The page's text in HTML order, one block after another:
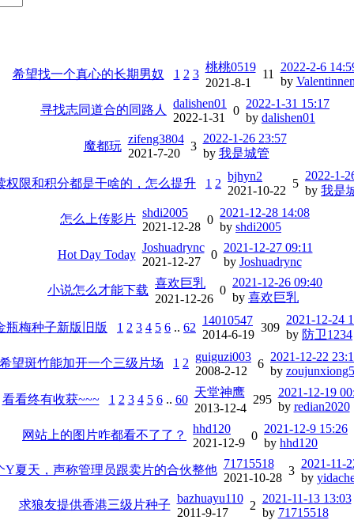
希望找一个真心的长期男奴 1 2 3
桃桃0519
2021-8-1
11
2022-2-6
by Valentinnen
寻找志同道合的同路人
dalishen01
2022-1-31
0
2022-1-31 15:17
by dalishen01
魔都玩
zifeng3804
2021-7-20
3
2022-1-26 23:57
by 我是城管
权限和积分都是干啥的，怎么提升 1 2
bjhyn2
2021-10-22
5
2022-1-
by 我是
怎么上传影片 shdi2005
2021-12-28
0
2021-12-28 14:08
by shdi2005
Hot Day Today
Joshuadrync
2021-12-27
0
2021-12-27 09:11
by Joshuadrync
小说怎么才能下载
喜欢巨乳
2021-12-26
0
2021-12-26 09:40
by 喜欢巨乳
瓶梅种子新版旧版 1 2 3 4 5 6 .. 62
14010547
2014-6-19
309
2021-12-24
by 防卫1234
希望斑竹能加开一个三级片场 1 2 guiguzi003
2008-2-12
6
2021-12-22
by
看看终有收获~~~ 1 2 3 4 5 6.. 60
天堂神鹰
2013-12-4
295
2021-12-19
by redian2020
网站上的图片咋都看不了了？
hhd120
2021-12-9
0
2021-12-9 15:26
by hhd120
Y夏天，声称管理员跟卖片的合伙整他 71715518
2021-10-28
3
2021-11-
by
求狼友提供香港三级片种子 bazhuayu110
2011-9-17
2
2021-11-13 13:03
by 71715518